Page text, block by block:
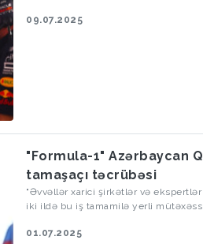
09.07.2025
"Formula-1" Azərbaycan
tamaşaçı təcrübəsi
"Əvvəllər xarici şirkətlər və
iki ildə bu iş tamamilə yerli
01.07.2025